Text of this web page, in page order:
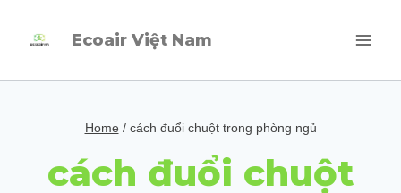
Ecoair Việt Nam
Home / cách đuổi chuột trong phòng ngủ
cách đuổi chuột